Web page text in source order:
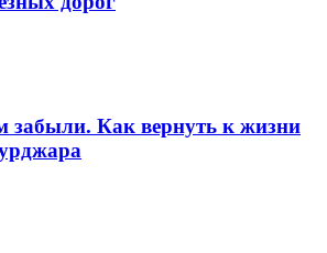
забыли. Как вернуть к жизни